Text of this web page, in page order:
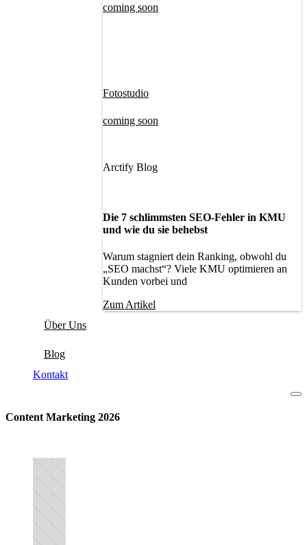
coming soon
Fotostudio
coming soon
Arctify Blog
Die 7 schlimmsten SEO-Fehler in KMU
und wie du sie behebst
Warum stagniert dein Ranking, obwohl du
„SEO machst“? Viele KMU optimieren an
Kunden vorbei und
Zum Artikel
Über Uns
Blog
Kontakt
Content Marketing 2026